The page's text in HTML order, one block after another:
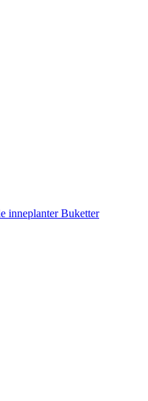
inneplanterBuketter